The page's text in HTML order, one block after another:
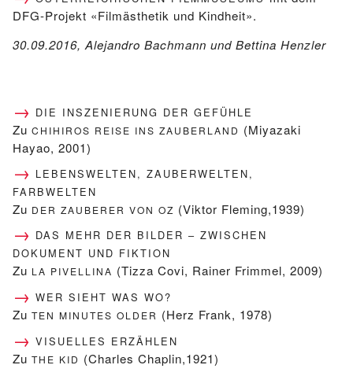
DFG-Projekt «Filmästhetik und Kindheit».
30.09.2016, Alejandro Bachmann und Bettina Henzler
DIE INSZENIERUNG DER GEFÜHLE
Zu CHIHIROS REISE INS ZAUBERLAND (Miyazaki
Hayao, 2001)
LEBENSWELTEN, ZAUBERWELTEN,
FARBWELTEN
Zu DER ZAUBERER VON OZ (Viktor Fleming,1939)
DAS MEHR DER BILDER – ZWISCHEN
DOKUMENT UND FIKTION
Zu LA PIVELLINA (Tizza Covi, Rainer Frimmel, 2009)
WER SIEHT WAS WO?
Zu TEN MINUTES OLDER (Herz Frank, 1978)
VISUELLES ERZÄHLEN
Zu THE KID (Charles Chaplin,1921)